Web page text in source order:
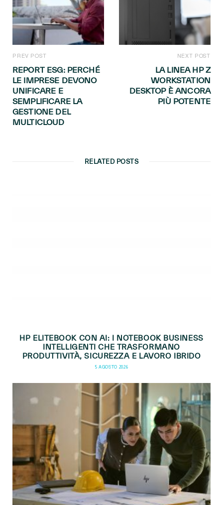
PREV POST
REPORT ESG: PERCHÉ
LE IMPRESE DEVONO
UNIFICARE E
SEMPLIFICARE LA
GESTIONE DEL
MULTICLOUD
NEXT POST
LA LINEA HP Z
WORKSTATION
DESKTOP È ANCORA
PIÙ POTENTE
RELATED POSTS
HP ELITEBOOK CON AI: I NOTEBOOK BUSINESS
INTELLIGENTI CHE TRASFORMANO
PRODUTTIVITÀ, SICUREZZA E LAVORO IBRIDO
5 AGOSTO 2026